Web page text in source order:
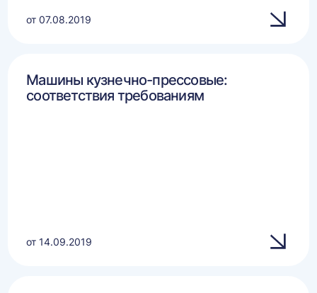
от 07.08.2019
Машины кузнечно-прессовые:
соответствия требованиям
от 14.09.2019